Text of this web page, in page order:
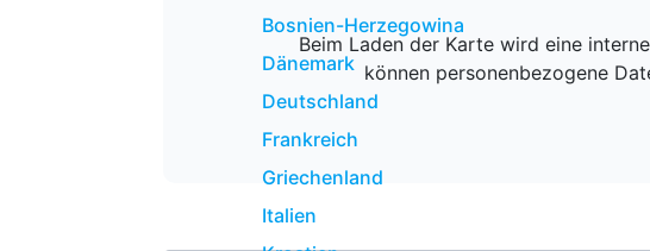
Bosnien-Herzegowina
Dänemark
Deutschland
Frankreich
Griechenland
Italien
Beim Laden der Karte wird eine
können personenbezogene